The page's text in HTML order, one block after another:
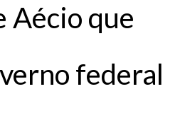
Aécio que
federal